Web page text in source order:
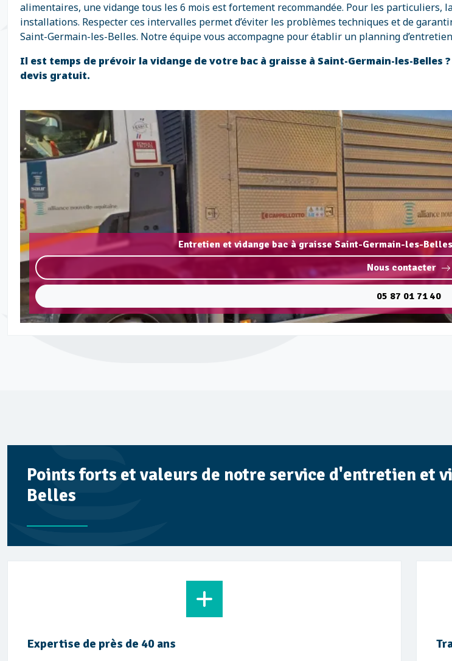
alimentaires, une vidange tous les 6 mois est fortement recommandée. Pour les
installations. Respecter ces intervalles permet d’éviter les problèmes techniques et de
Saint-Germain-les-Belles. Notre équipe vous accompagne pour établir un planning
Il est temps de prévoir la vidange de votre bac à graisse à Saint-Germain-les-
devis gratuit.
Entretien et vidange bac à graisse Saint-Germain-les-
Nous contacter
05 87 01 71 40
Points forts et valeurs de notre service d'entretien et
Belles
Expertise de près de 40 ans